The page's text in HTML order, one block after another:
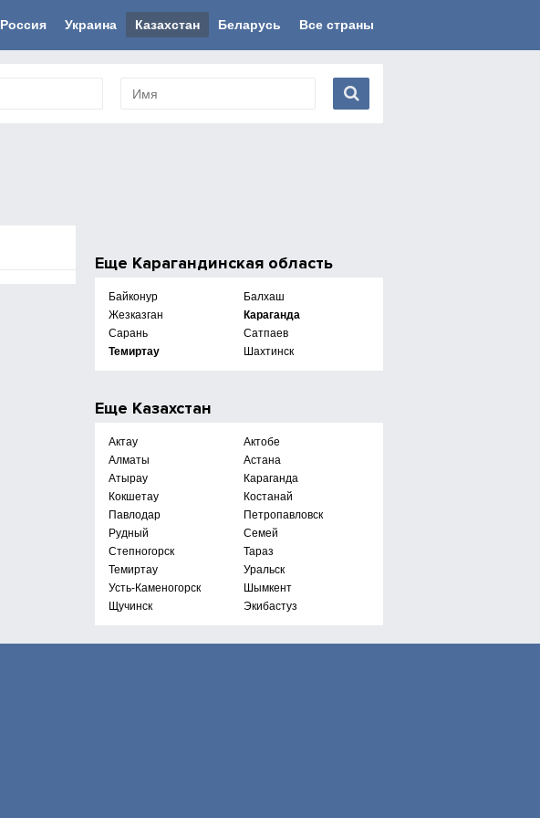
Россия Украина Казахстан Беларусь Все страны
Еще Карагандинская область
Байконур
Балхаш
Жезказган
Караганда
Сарань
Сатпаев
Темиртау
Шахтинск
Еще Казахстан
Актау
Актобе
Алматы
Астана
Атырау
Караганда
Кокшетау
Костанай
Павлодар
Петропавловск
Рудный
Семей
Степногорск
Тараз
Темиртау
Уральск
Усть-Каменогорск
Шымкент
Щучинск
Экибастуз